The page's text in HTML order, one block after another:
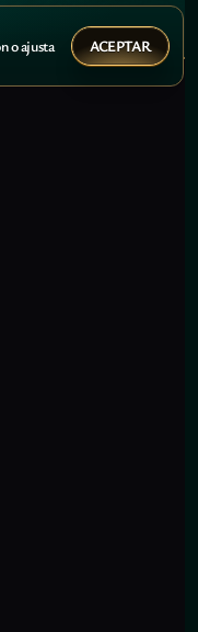
o ajusta
ACEPTAR